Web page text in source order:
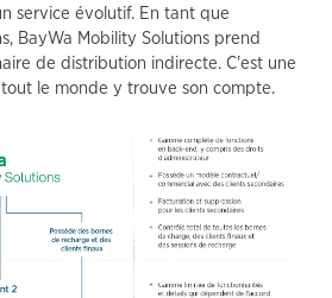
service évolutif. En tant que
BayWa Mobility Solutions prend
de distribution indirecte. C'est une
le monde y trouve son compte.